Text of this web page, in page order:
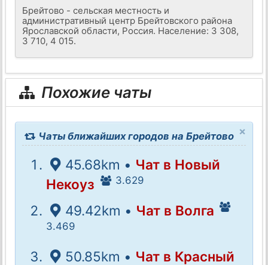
Брейтово - сельская местность и
административный центр Брейтовского района
Ярославской области, Россия. Население: 3 308,
3 710, 4 015.
Похожие чаты
×
Чаты ближайших городов на Брейтово
45.68km • Чат в Новый
Некоуз
3.629
49.42km • Чат в Волга
3.469
50.85km • Чат в Красный